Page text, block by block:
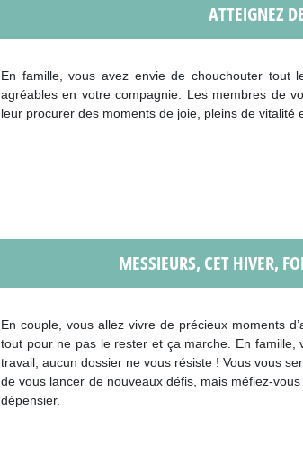
ATTEIGNEZ
En famille, vous avez envie de chouchouter tout
agréables en votre compagnie. Les membres de
leur procurer des moments de joie, pleins de vitalité
MESSIEURS, CET HIVER,
En couple, vous allez vivre de précieux moments
tout pour ne pas le rester et ça marche. En famille,
travail, aucun dossier ne vous résiste ! Vous vous
de vous lancer de nouveaux défis, mais méfiez-
dépensier.